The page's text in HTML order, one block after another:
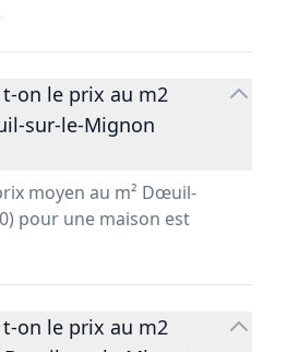
on le prix au m2
sur-le-Mignon
moyen au m² Dœuil-
pour une maison est
on le prix au m2